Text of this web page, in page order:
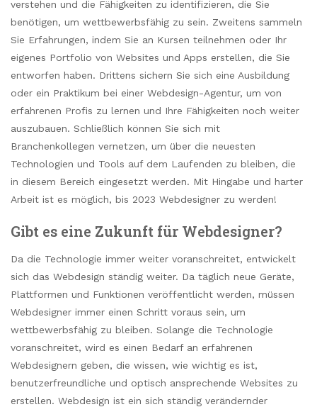
verstehen und die Fähigkeiten zu identifizieren, die Sie
benötigen, um wettbewerbsfähig zu sein. Zweitens sammeln
Sie Erfahrungen, indem Sie an Kursen teilnehmen oder Ihr
eigenes Portfolio von Websites und Apps erstellen, die Sie
entworfen haben. Drittens sichern Sie sich eine Ausbildung
oder ein Praktikum bei einer Webdesign-Agentur, um von
erfahrenen Profis zu lernen und Ihre Fähigkeiten noch weiter
auszubauen. Schließlich können Sie sich mit
Branchenkollegen vernetzen, um über die neuesten
Technologien und Tools auf dem Laufenden zu bleiben, die
in diesem Bereich eingesetzt werden. Mit Hingabe und harter
Arbeit ist es möglich, bis 2023 Webdesigner zu werden!
Gibt es eine Zukunft für Webdesigner?
Da die Technologie immer weiter voranschreitet, entwickelt
sich das Webdesign ständig weiter. Da täglich neue Geräte,
Plattformen und Funktionen veröffentlicht werden, müssen
Webdesigner immer einen Schritt voraus sein, um
wettbewerbsfähig zu bleiben. Solange die Technologie
voranschreitet, wird es einen Bedarf an erfahrenen
Webdesignern geben, die wissen, wie wichtig es ist,
benutzerfreundliche und optisch ansprechende Websites zu
erstellen. Webdesign ist ein sich ständig verändernder